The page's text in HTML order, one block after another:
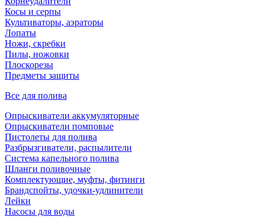
Косы и серпы
Культиваторы, аэраторы
Лопаты
Ножи, скребки
Пилы, ножовки
Плоскорезы
Предметы защиты
Все для полива
Опрыскиватели аккумуляторные
Опрыскиватели помповые
Пистолеты для полива
Разбрызгиватели, распылители
Система капельного полива
Шланги поливочные
Комплектующие, муфты, фитинги
Брандспойты, удочки-удлинители
Лейки
Насосы для воды